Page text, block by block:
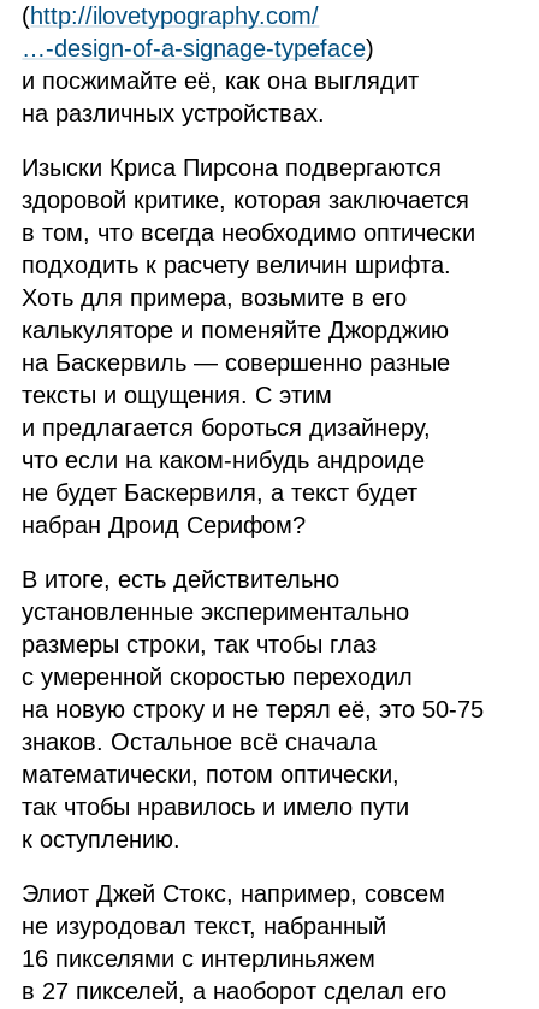
(http://ilovetypography.com/
…‑design‑of‑a‑signage‑typeface)
и посжимайте её, как она выглядит
на различных устройствах.
Изыски Криса Пирсона подвергаются
здоровой критике, которая заключается
в том, что всегда необходимо оптически
подходить к расчету величин шрифта.
Хоть для примера, возьмите в его
калькуляторе и поменяйте Джорджию
на Баскервиль — совершенно разные
тексты и ощущения. С этим
и предлагается бороться дизайнеру,
что если на каком‑нибудь андроиде
не будет Баскервиля, а текст будет
набран Дроид Серифом?
В итоге, есть действительно
установленные экспериментально
размеры строки, так чтобы глаз
с умеренной скоростью переходил
на новую строку и не терял её, это 50‑75
знаков. Остальное всё сначала
математически, потом оптически,
так чтобы нравилось и имело пути
к оступлению.
Элиот Джей Стокс, например, совсем
не изуродовал текст, набранный
16 пикселями с интерлиньяжем
в 27 пикселей, а наоборот сделал его